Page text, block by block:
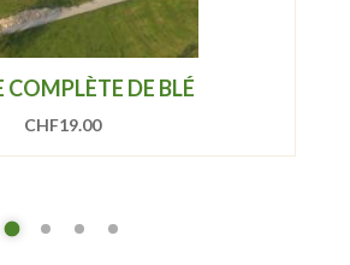
COMPLÈTE DE BLÉ
CHF19.00